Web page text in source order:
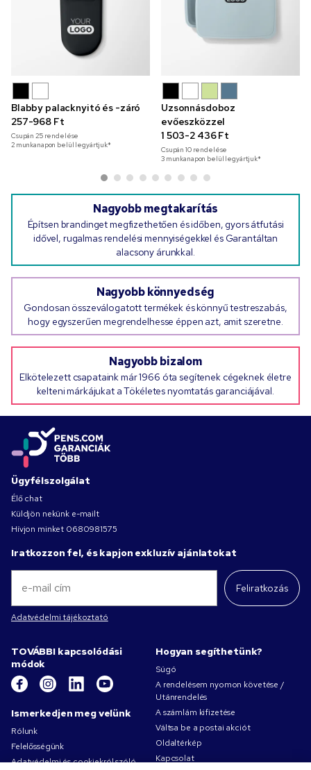
Blabby palacknyitó és -záró
257-968 Ft
Csupán25rendelése
2 munkanapon belül legyártjuk*
Uzsonnásdoboz
evőeszközzel
1 503-2 436 Ft
Csupán10rendelése
3 munkanapon belül legyártjuk*
Nagyobb megtakarítás
Építsen brandinget megfizethetően és időben, gyors átfutási
idővel, rugalmas rendelési mennyiségekkel és Garantáltan
alacsony árunkkal.
Nagyobb könnyedség
Gondosan összeválogatott termékek és könnyű testreszabás,
hogy egyszerűen megrendelhesse éppen azt, amit szeretne.
Nagyobb bizalom
Elkötelezett csapataink már 1966 óta segítenek cégeknek életre
kelteni márkájukat a Tökéletes nyomtatás garanciájával.
Ügyfélszolgálat
Élő chat
Küldjön nekünk e-mailt
Hívjon minket 0680981575
Iratkozzon fel, és kapjon exkluzív ajánlatokat
Feliratkozás
Adatvédelmi tájékoztató
TOVÁBBI kapcsolódási
módok
Ismerkedjen meg velünk
Rólunk
Felelősségünk
Adatvédelmi és cookiekról szóló
Hogyan segíthetünk?
Súgó
A rendelésem nyomon követése /
Utánrendelés
A számlám kifizetése
Váltsa be a postai akciót
Oldaltérkép
Kapcsolat